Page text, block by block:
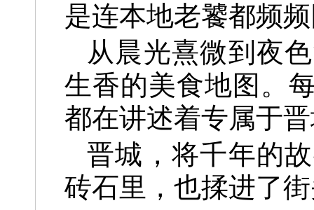
是连本地老饕都频
从晨光熹微到夜
生香的美食地图。
都在讲述着专属于
晋城，将千年的
砖石里，也揉进了